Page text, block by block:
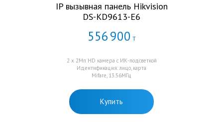
IP вызывная панель Hikvision
DS-KD9613-E6
556900 Т
2 x 2Мп HD камера с ИК-подсветкой
Идентификация: лицо, карта
Mifare, 13.56МГц
Купить